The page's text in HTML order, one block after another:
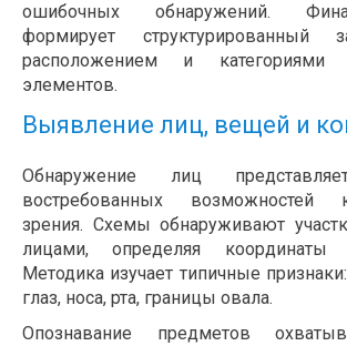
ошибочных обнаружений.
формирует структурированный
расположением и категориями
элементов.
Выявление лиц, вещей и
Обнаружение лиц
востребованных возможностей
зрения. Схемы обнаруживают
лицами, определяя
Методика изучает типичные
глаз, носа, рта, границы овала.
Опознавание предметов